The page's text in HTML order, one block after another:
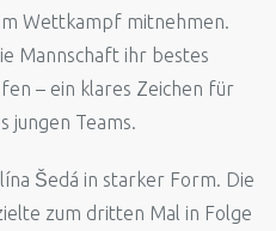
Wettkampf mitnehmen.
Mannschaft ihr bestes
– ein klares Zeichen für
jungen Teams.
Šedá in starker Form. Die
zum dritten Mal in Folge